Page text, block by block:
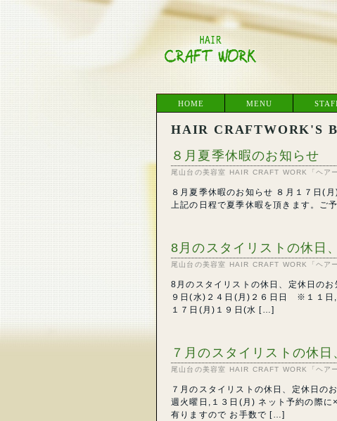
HOME MENU
HAIR CRAFTWORK'S
８月夏季休暇のお知らせ
尾山台の美容室 HAIR CRAFT WORK「ヘア
８月夏季休暇のお知らせ ８月１７
上記の日程で夏季休暇を頂きます。ご
8月のスタイリストの休日
尾山台の美容室 HAIR CRAFT WORK「ヘア
8月のスタイリストの休日、定休日の
９日(水)２４日(月)２６日日 ※１１日,
１７日(月)１９日(水 […]
７月のスタイリストの休
尾山台の美容室 HAIR CRAFT WORK「ヘア
７月のスタイリストの休日、定休日の
週火曜日,１３日(月) ネット予約の際に
有りますので お手数で […]